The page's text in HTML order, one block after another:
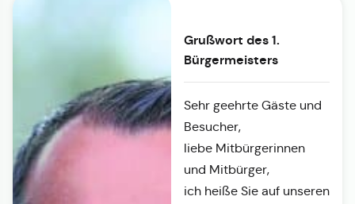
Grußwort des 1.
Bürgermeisters
Sehr geehrte Gäste und
Besucher,
liebe Mitbürgerinnen
und Mitbürger,
ich heiße Sie auf unseren